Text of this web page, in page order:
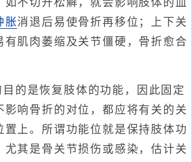
如不切开松解，就会影响肢体的血
胀消退后易使骨折再移位；上下关
有肌肉萎缩及关节僵硬，骨折愈合
的是恢复肢体的功能，因此固定
影响骨折的对位，都应将有关的关
置上。所谓功能位就是保持肢体功
尤其是骨关节损伤或感染，估计关